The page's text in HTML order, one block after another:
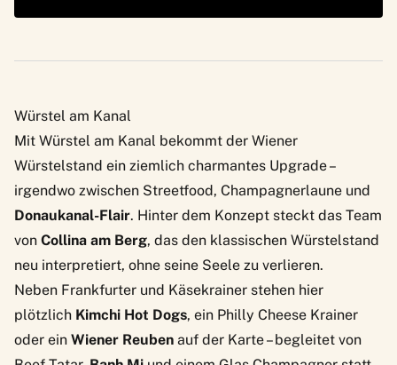
Würstel am Kanal
Mit Würstel am Kanal bekommt der Wiener
Würstelstand ein ziemlich charmantes Upgrade –
irgendwo zwischen Streetfood, Champagnerlaune und
Donaukanal-Flair. Hinter dem Konzept steckt das Team
von Collina am Berg, das den klassischen Würstelstand
neu interpretiert, ohne seine Seele zu verlieren.
Neben Frankfurter und Käsekrainer stehen hier
plötzlich Kimchi Hot Dogs, ein Philly Cheese Krainer
oder ein Wiener Reuben auf der Karte – begleitet von